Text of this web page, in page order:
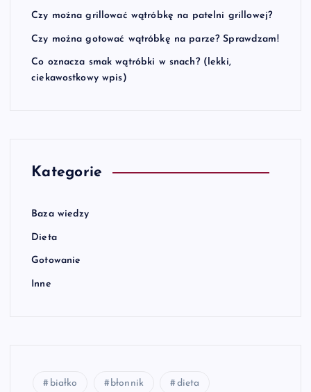
Czy można grillować wątróbkę na patelni grillowej?
Czy można gotować wątróbkę na parze? Sprawdzam!
Co oznacza smak wątróbki w snach? (lekki,
ciekawostkowy wpis)
Kategorie
Baza wiedzy
Dieta
Gotowanie
Inne
białko błonnik dieta